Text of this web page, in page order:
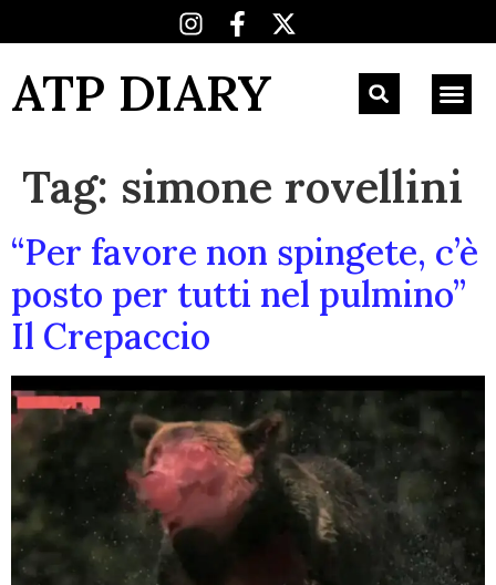
ATP DIARY
Tag: simone rovellini
“Per favore non spingete, c’è
posto per tutti nel pulmino”
Il Crepaccio